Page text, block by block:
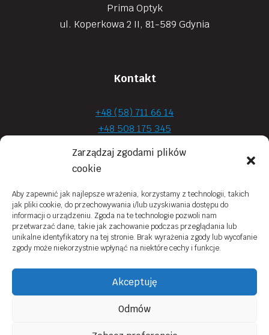
Zarządzaj zgodami plików
cookie
Aby zapewnić jak najlepsze wrażenia, korzystamy z technologii, takich
jak pliki cookie, do przechowywania i/lub uzyskiwania dostępu do
informacji o urządzeniu. Zgoda na te technologie pozwoli nam
przetwarzać dane, takie jak zachowanie podczas przeglądania lub
unikalne identyfikatory na tej stronie. Brak wyrażenia zgody lub wycofanie
zgody może niekorzystnie wpłynąć na niektóre cechy i funkcje.
Akceptuję
Odmów
Prima Optyk
ul. Koperkowa 2 II, 81-589 Gdynia
Kontakt
+48 (58) 711 66 14
+48 508 175 345
+48 720 870 590
prima.optyk@gmail.com
Moje konto
Obowiązek Informacyjny
Polityka prywatności
Regulamin sklepu online